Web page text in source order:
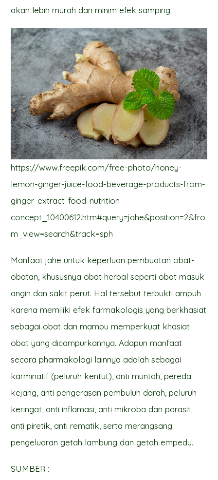
akan lebih murah dan minim efek samping.
https://www.freepik.com/free-photo/honey-
lemon-ginger-juice-food-beverage-products-from-
ginger-extract-food-nutrition-
concept_10400612.htm#query=jahe&position=2&fro
m_view=search&track=sph
Manfaat jahe untuk keperluan pembuatan obat-
obatan, khususnya obat herbal seperti obat masuk
angin dan sakit perut. Hal tersebut terbukti ampuh
karena memiliki efek farmakologis yang berkhasiat
sebagai obat dan mampu memperkuat khasiat
obat yang dicampurkannya. Adapun manfaat
secara pharmakologi lainnya adalah sebagai
karminatif (peluruh kentut), anti muntah, pereda
kejang, anti pengerasan pembuluh darah, peluruh
keringat, anti inflamasi, anti mikroba dan parasit,
anti piretik, anti rematik, serta merangsang
pengeluaran getah lambung dan getah empedu.
SUMBER :